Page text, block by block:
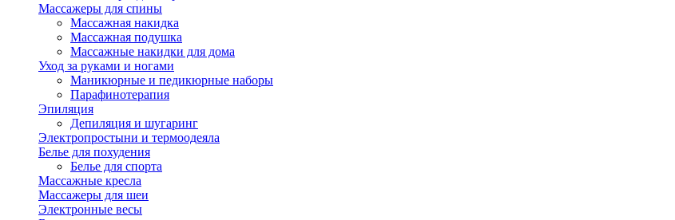
Массажеры для спины
Массажная накидка
Массажная подушка
Массажные накидки для дома
Уход за руками и ногами
Маникюрные и педикюрные наборы
Парафинотерапия
Эпиляция
Депиляция и шугаринг
Электропростыни и термоодеяла
Белье для похудения
Белье для спорта
Массажные кресла
Массажеры для шеи
Электронные весы